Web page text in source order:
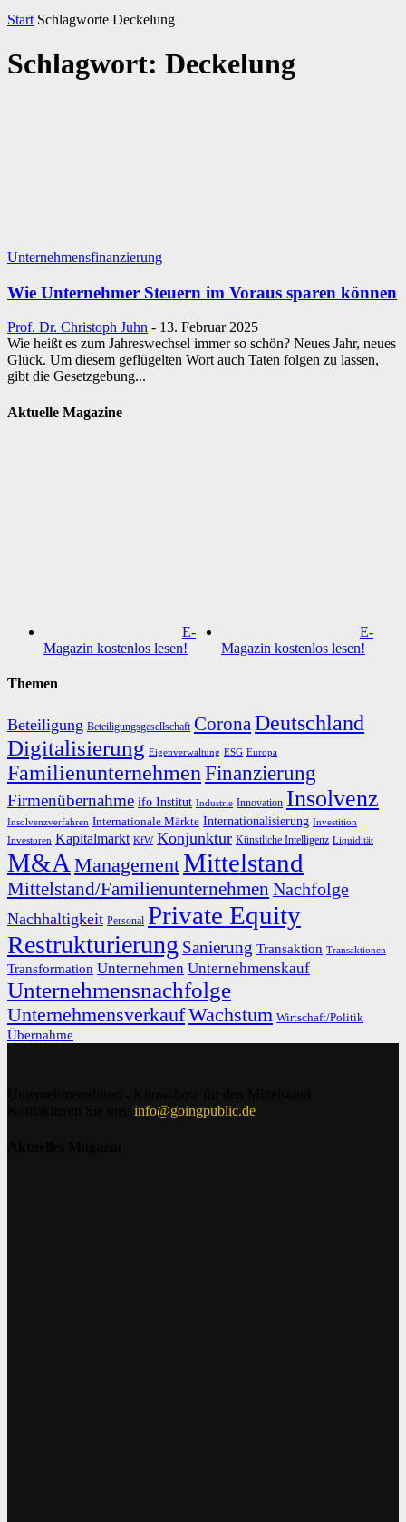
Start Schlagworte Deckelung
Schlagwort: Deckelung
Unternehmensfinanzierung
Wie Unternehmer Steuern im Voraus sparen können
Prof. Dr. Christoph Juhn - 13. Februar 2025
Wie heißt es zum Jahreswechsel immer so schön? Neues Jahr, neues
Glück. Um diesem geflügelten Wort auch Taten folgen zu lassen,
gibt die Gesetzgebung...
Aktuelle Magazine
E-
Magazin kostenlos lesen!
E-
Magazin kostenlos lesen!
Themen
Beteiligung Beteiligungsgesellschaft CoronaDeutschland
Digitalisierung Eigenverwaltung ESG Europa
FamilienunternehmenFinanzierung
Firmenübernahme ifo Institut Industrie Innovation Insolvenz
Insolvenzverfahren Internationale Märkte Internationalisierung Investition
Investoren Kapitalmarkt KfW Konjunktur Künstliche Intelligenz Liquidität
M&A ManagementMittelstand
Mittelstand/Familienunternehmen Nachfolge
Nachhaltigkeit Personal Private Equity
Restrukturierung Sanierung Transaktion Transaktionen
Transformation Unternehmen Unternehmenskauf
Unternehmensnachfolge
UnternehmensverkaufWachstum Wirtschaft/Politik
Übernahme
info@goingpublic.de